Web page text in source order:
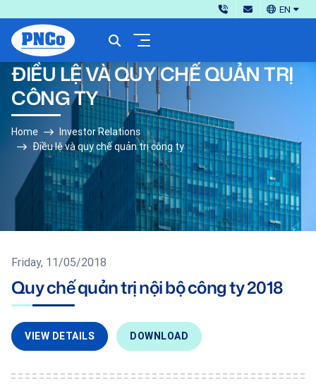
EN
ĐIỀU LỆ VÀ QUY CHẾ QUẢN TRỊ
CÔNG TY
Home
Investor Relations
Điều lệ và quy chế quản trị công ty
Friday, 11/05/2018
Quy chế quản trị nội bộ công ty 2018
VIEW DETAILS DOWNLOAD